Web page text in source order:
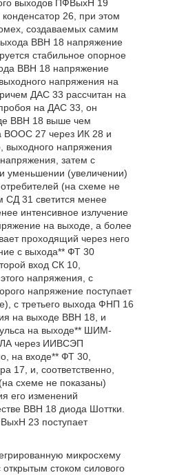
выходов ПФВыхН 19
26, при этом
создаваемых самим
ВВН 18 напряжение
стабильное опорное
ВВН 18 напряжение
напряжения на
ДАС 33 рассчитан на
на ДАС 33, он
ВВН 18 выше чем
ВООС 27 через ИК 28 и
выходного напряжения
затем с
уменьшении (увеличении)
(на схеме не
СД 31 светится менее
интенсивное излучение
на выходе, а более
проходящий через него
с выхода** ФТ 30
вход СК 10,
напряжения, с
напряжение поступает
с третьего выхода ФНП 16
на выходе ВВН 18, и
на выходе** ШИМ-
через ИИВСЭП
на входе** ФТ 30,
17, и, соответственно,
схеме не показаны)
его изменений
ВВН 18 диода Шоттки.
23 поступает
микросхему
стоком силового